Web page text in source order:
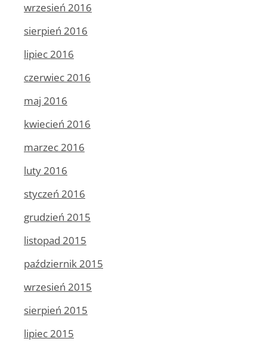
wrzesień 2016
sierpień 2016
lipiec 2016
czerwiec 2016
maj 2016
kwiecień 2016
marzec 2016
luty 2016
styczeń 2016
grudzień 2015
listopad 2015
październik 2015
wrzesień 2015
sierpień 2015
lipiec 2015